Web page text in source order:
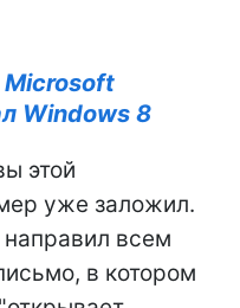
Microsoft
Windows 8
этой
уже заложил.
всем
в котором